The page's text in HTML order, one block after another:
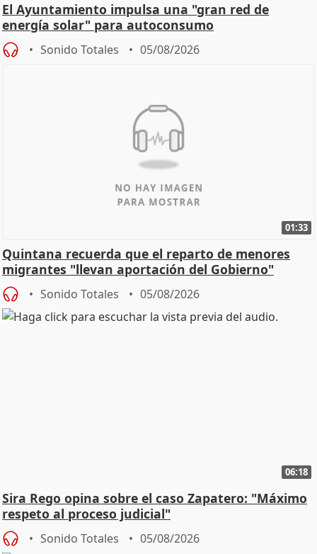
El Ayuntamiento impulsa una "gran red de
energía solar" para autoconsumo
Sonido Totales 05/08/2026
01:33
Quintana recuerda que el reparto de menores
migrantes "llevan aportación del Gobierno"
central
Sonido Totales 05/08/2026
06:18
Sira Rego opina sobre el caso Zapatero: "Máximo
respeto al proceso judicial"
Sonido Totales 05/08/2026